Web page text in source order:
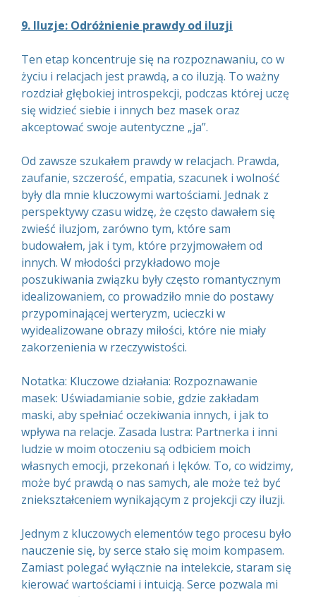
9. Iluzje: Odróżnienie prawdy od iluzji
Ten etap koncentruje się na rozpoznawaniu, co w
życiu i relacjach jest prawdą, a co iluzją. To ważny
rozdział głębokiej introspekcji, podczas której uczę
się widzieć siebie i innych bez masek oraz
akceptować swoje autentyczne „ja”.
Od zawsze szukałem prawdy w relacjach. Prawda,
zaufanie, szczerość, empatia, szacunek i wolność
były dla mnie kluczowymi wartościami. Jednak z
perspektywy czasu widzę, że często dawałem się
zwieść iluzjom, zarówno tym, które sam
budowałem, jak i tym, które przyjmowałem od
innych. W młodości przykładowo moje
poszukiwania związku były często romantycznym
idealizowaniem, co prowadziło mnie do postawy
przypominającej werteryzm, ucieczki w
wyidealizowane obrazy miłości, które nie miały
zakorzenienia w rzeczywistości.
Notatka: Kluczowe działania: Rozpoznawanie
masek: Uświadamianie sobie, gdzie zakładam
maski, aby spełniać oczekiwania innych, i jak to
wpływa na relacje. Zasada lustra: Partnerka i inni
ludzie w moim otoczeniu są odbiciem moich
własnych emocji, przekonań i lęków. To, co widzimy,
może być prawdą o nas samych, ale może też być
zniekształceniem wynikającym z projekcji czy iluzji.
Jednym z kluczowych elementów tego procesu było
nauczenie się, by serce stało się moim kompasem.
Zamiast polegać wyłącznie na intelekcie, staram się
kierować wartościami i intuicją. Serce pozwala mi